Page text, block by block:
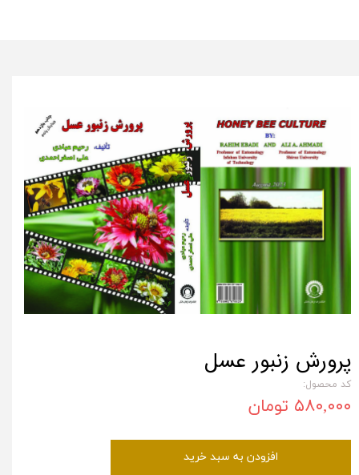
پرورش زنبور عسل
کد محصول:
۵۸۰,۰۰۰ تومان
افزودن به سبد خرید